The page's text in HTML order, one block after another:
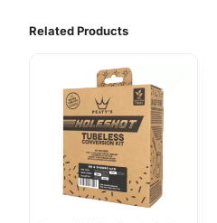
Related Products